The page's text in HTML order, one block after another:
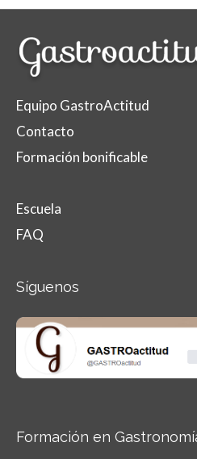
Equipo GastroActitud
Contacto
Formación bonificable
Escuela
FAQ
Síguenos
Formación en